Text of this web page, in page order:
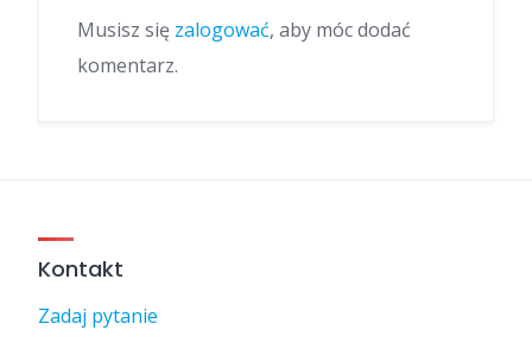
Musisz się zalogować, aby móc dodać
komentarz.
Kontakt
Zadaj pytanie